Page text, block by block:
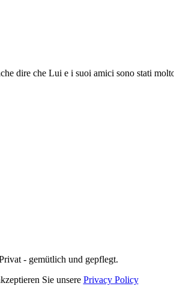
dire che Lui e i suoi amici sono stati
- gemütlich und gepflegt.
Sie unsere Privacy Policy